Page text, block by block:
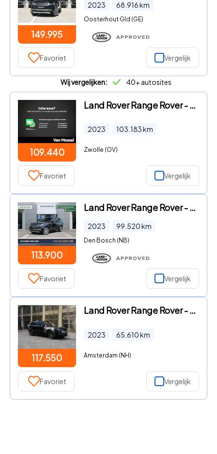
149.995
2023 68.916km
Oosterhout Gld (GE)
Favoriet Vergelijk
Wij vergelijken: 40+ autosites
109.440
Land Rover Range Rover - 3.0 P510e Autobiography PHEV
2023 103.183km
Zwolle (OV)
Favoriet Vergelijk
113.900
Land Rover Range Rover - SWB P510e HSE | 1e Eig | BTW | Head-Up
2023 99.520km
Den Bosch (NB)
Favoriet Vergelijk
117.550
Land Rover Range Rover - 3.0 P510e First Edition PHEV
2023 65.610km
Amsterdam (NH)
Favoriet Vergelijk